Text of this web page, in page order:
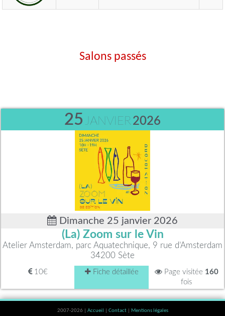
Salons passés
25 JANVIER 2026
Dimanche 25 janvier 2026
(La) Zoom sur le Vin
Atelier Amsterdam, parc Aquatechnique, 9 rue d’Amsterdam
34200 Sète
10€ Fiche détaillée Page visitée 160
fois
2007-2026 | Accueil Contact Mentions légales